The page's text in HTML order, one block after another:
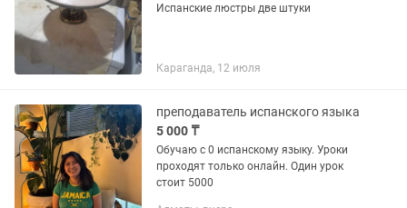
Испанские люстры две штуки
Караганда, 12 июля
преподаватель испанского языка
5 000 ₸
Обучаю с 0 испанскому языку. Уроки
проходят только онлайн. Один урок
стоит 5000